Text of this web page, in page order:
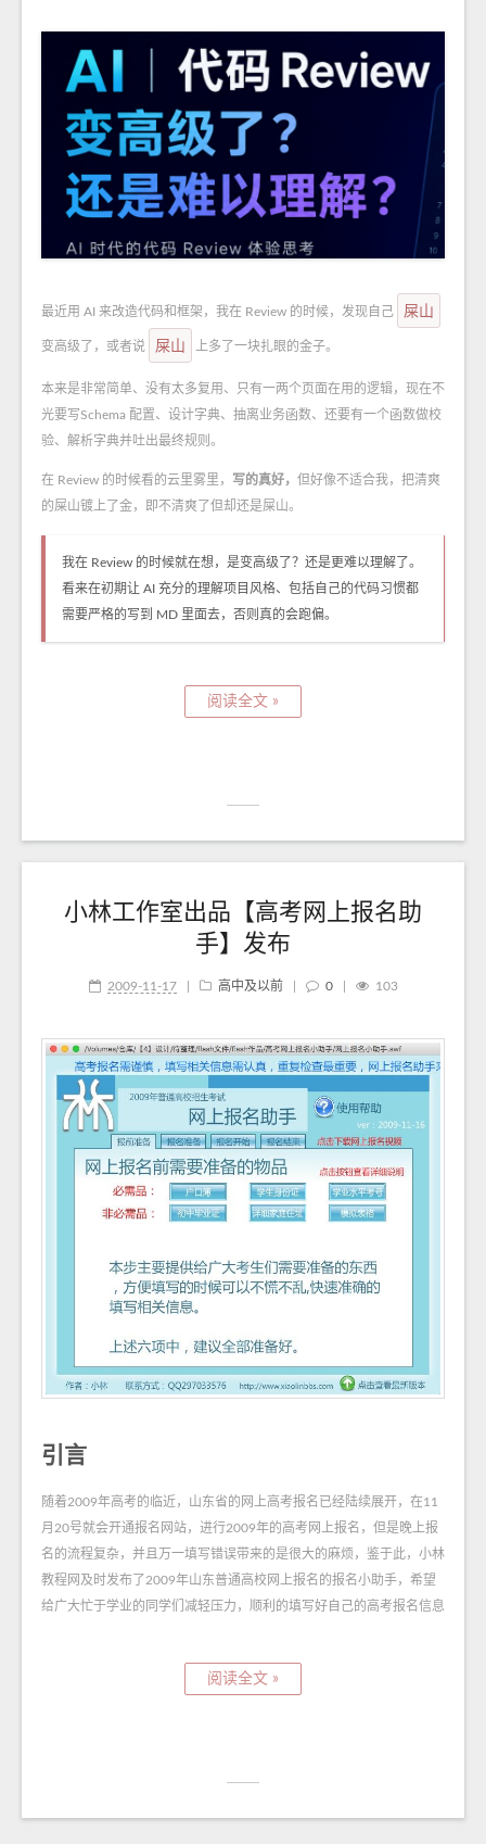
最近用 AI 来改造代码和框架，我在 Review 的时候，发现自己 屎山
变高级了，或者说 屎山 上多了一块扎眼的金子。
本来是非常简单、没有太多复用、只有一两个页面在用的逻辑，现在不
光要写Schema 配置、设计字典、抽离业务函数、还要有一个函数做校
验、解析字典并吐出最终规则。
在 Review 的时候看的云里雾里， 写的真好， 但好像不适合我，把清爽
的屎山镀上了金，即不清爽了但却还是屎山。
我在 Review 的时候就在想，是变高级了？还是更难以理解了。
看来在初期让 AI 充分的理解项目风格、包括自己的代码习惯都
需要严格的写到 MD 里面去，否则真的会跑偏。
阅读全文 »
小林工作室出品【高考网上报名助
手】发布
2009-11-17 高中及以前 0 103
引言
随着2009年高考的临近，山东省的网上高考报名已经陆续展开，在11
月20号就会开通报名网站，进行2009年的高考网上报名，但是晚上报
名的流程复杂，并且万一填写错误带来的是很大的麻烦，鉴于此，小林
教程网及时发布了2009年山东普通高校网上报名的报名小助手，希望
给广大忙于学业的同学们减轻压力，顺利的填写好自己的高考报名信息
阅读全文 »